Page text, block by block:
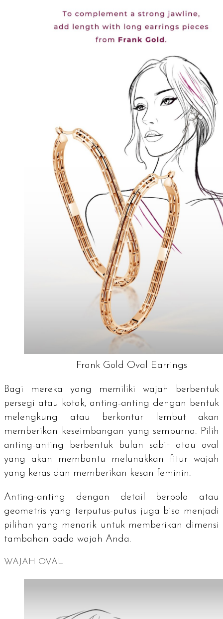
Frank Gold Oval Earrings
Bagi mereka yang memiliki wajah berbentuk
persegi atau kotak, anting-anting dengan bentuk
melengkung atau berkontur lembut akan
memberikan keseimbangan yang sempurna. Pilih
anting-anting berbentuk bulan sabit atau oval
yang akan membantu melunakkan fitur wajah
yang keras dan memberikan kesan feminin.
Anting-anting dengan detail berpola atau
geometris yang terputus-putus juga bisa menjadi
pilihan yang menarik untuk memberikan dimensi
tambahan pada wajah Anda.
WAJAH OVAL